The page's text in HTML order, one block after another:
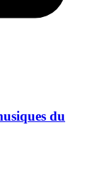
du